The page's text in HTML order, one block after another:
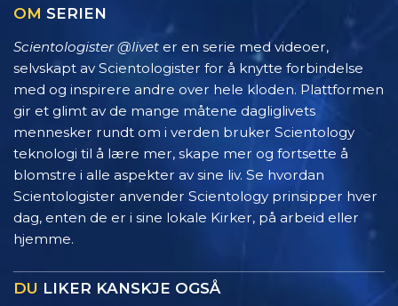
OM SERIEN
Scientologister @livet er en serie med videoer,
selvskapt av Scientologister for å knytte forbindelse
med og inspirere andre over hele kloden. Plattformen
gir et glimt av de mange måtene dagliglivets
mennesker rundt om i verden bruker Scientology
teknologi til å lære mer, skape mer og fortsette å
blomstre i alle aspekter av sine liv. Se hvordan
Scientologister anvender Scientology prinsipper hver
dag, enten de er i sine lokale Kirker, på arbeid eller
hjemme.
DU LIKER KANSKJE OGSÅ